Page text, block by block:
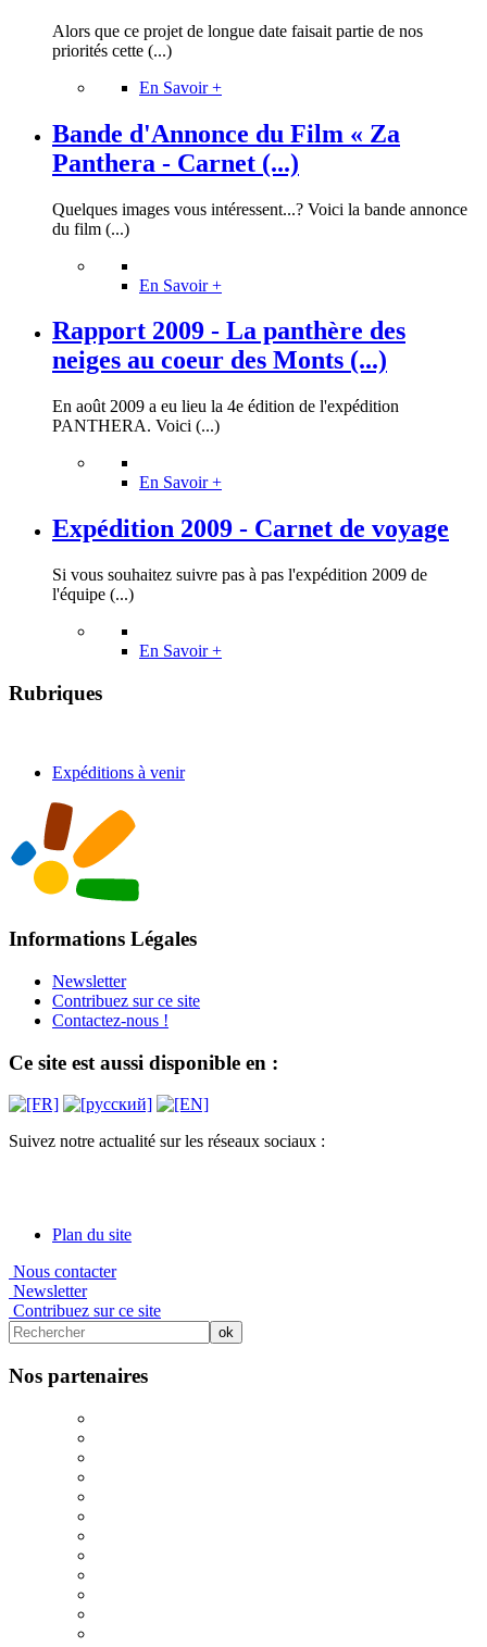
Alors que ce projet de longue date faisait partie de nos
priorités cette (...)
En Savoir +
Bande d'Annonce du Film « Za
Panthera - Carnet (...)
Quelques images vous intéressent...? Voici la bande annonce
du film (...)
En Savoir +
Rapport 2009 - La panthère des
neiges au coeur des Monts (...)
En août 2009 a eu lieu la 4e édition de l'expédition
PANTHERA. Voici (...)
En Savoir +
Expédition 2009 - Carnet de voyage
Si vous souhaitez suivre pas à pas l'expédition 2009 de
l'équipe (...)
En Savoir +
Rubriques
Expéditions à venir
Informations Légales
Newsletter
Contribuez sur ce site
Contactez-nous !
Ce site est aussi disponible en :
Suivez notre actualité sur les réseaux sociaux :
Plan du site
Nous contacter
Newsletter
Contribuez sur ce site
Nos partenaires